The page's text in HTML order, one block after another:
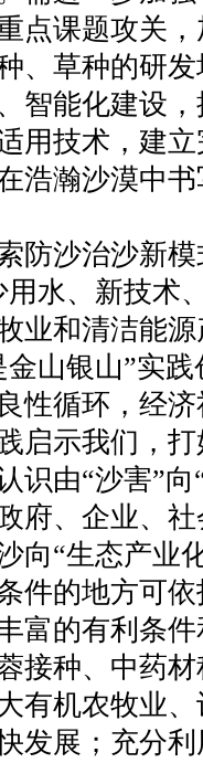
点课题攻关
、草种的研
智能化建设
用技术，建
浩瀚沙漠中
沙治沙新模
水、新技术
业和清洁能
山银山”实
性循环，经
启示我们，
识由“沙害”
府、企业、
向“生态产业
件的地方可
富的有利条
接种、中药
有机农牧业
发展；充分